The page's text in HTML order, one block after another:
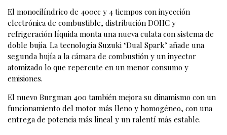
El monocilíndrico de 400cc y 4 tiempos con inyección
electrónica de combustible, distribución DOHC y
refrigeración líquida monta una nueva culata con sistema de
doble bujía. La tecnología Suzuki ‘Dual Spark’ añade una
segunda bujía a la cámara de combustión y un inyector
atomizado lo que repercute en un menor consumo y
emisiones.
El nuevo Burgman 400 también mejora su dinamismo con un
funcionamiento del motor más lleno y homogéneo, con una
entrega de potencia más lineal y un ralentí más estable.